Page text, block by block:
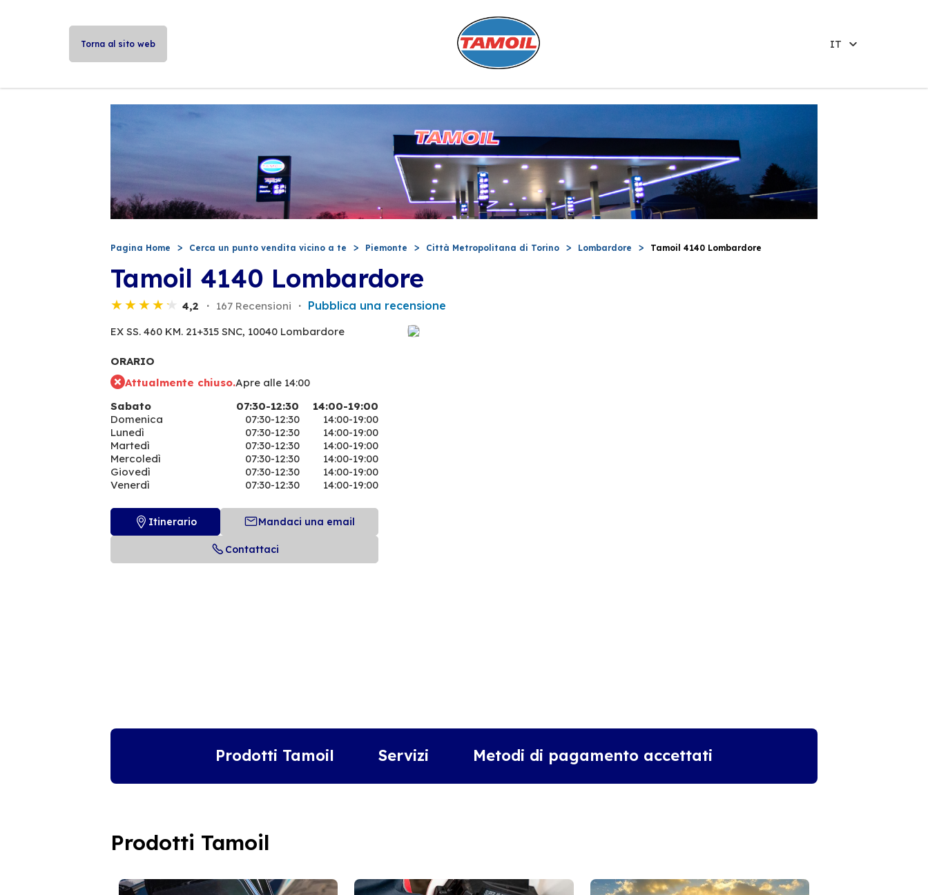
Torna al sito web IT
Pagina Home Cerca un punto vendita vicino a te Piemonte Città Metropolitana di Torino Lombardore Tamoil 4140 Lombardore
Tamoil 4140 Lombardore
4,2 167 Recensioni Pubblica una recensione
EX SS. 460 KM. 21+315 SNC, 10040 Lombardore
ORARIO
Attualmente chiuso.Apre alle 14:00
Sabato
07:30-12:30
14:00-19:00
Domenica
07:30-12:30
14:00-19:00
Lunedì
07:30-12:30
14:00-19:00
Martedì
07:30-12:30
14:00-19:00
Mercoledì
07:30-12:30
14:00-19:00
Giovedì
07:30-12:30
14:00-19:00
Venerdì
07:30-12:30 14:00-19:00
Itinerario Mandaci una email
Contattaci
Prodotti Tamoil Servizi Metodi di pagamento accettati
Prodotti Tamoil